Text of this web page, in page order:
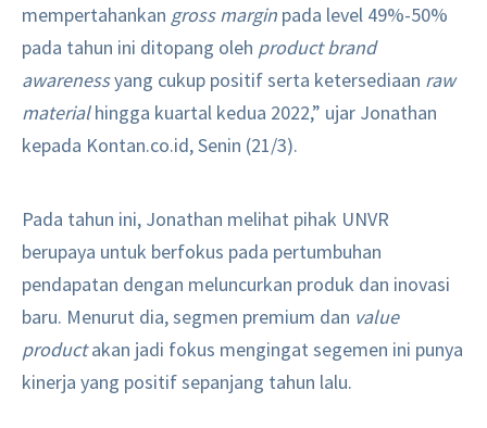
mempertahankan gross margin pada level 49%-50%
pada tahun ini ditopang oleh product brand
awarenessyang cukup positif serta ketersediaan raw
materialhingga kuartal kedua 2022,” ujar Jonathan
kepada Kontan.co.id, Senin (21/3).
Pada tahun ini, Jonathan melihat pihak UNVR
berupaya untuk berfokus pada pertumbuhan
pendapatan dengan meluncurkan produk dan inovasi
baru. Menurut dia, segmen premium dan value
productakan jadi fokus mengingat segemen ini punya
kinerja yang positif sepanjang tahun lalu.